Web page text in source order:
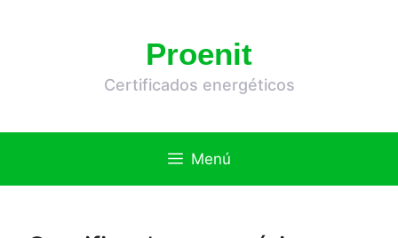
Proenit
Certificados energéticos
Menú